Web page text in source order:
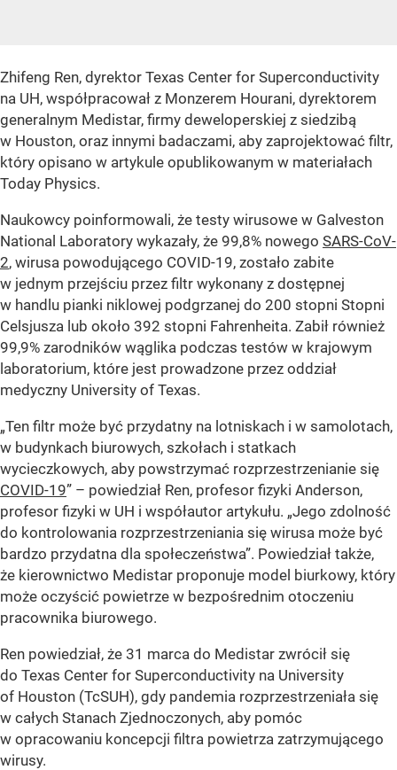
Zhifeng Ren, dyrektor Texas Center for Superconductivity
na UH, współpracował z Monzerem Hourani, dyrektorem
generalnym Medistar, firmy deweloperskiej z siedzibą
w Houston, oraz innymi badaczami, aby zaprojektować filtr,
który opisano w artykule opublikowanym w materiałach
Today Physics.
Naukowcy poinformowali, że testy wirusowe w Galveston
National Laboratory wykazały, że 99,8% nowego SARS-CoV-
2, wirusa powodującego COVID-19, zostało zabite
w jednym przejściu przez filtr wykonany z dostępnej
w handlu pianki niklowej podgrzanej do 200 stopni Stopni
Celsjusza lub około 392 stopni Fahrenheita. Zabił również
99,9% zarodników wąglika podczas testów w krajowym
laboratorium, które jest prowadzone przez oddział
medyczny University of Texas.
„Ten filtr może być przydatny na lotniskach i w samolotach,
w budynkach biurowych, szkołach i statkach
wycieczkowych, aby powstrzymać rozprzestrzenianie się
COVID-19” – powiedział Ren, profesor fizyki Anderson,
profesor fizyki w UH i współautor artykułu. „Jego zdolność
do kontrolowania rozprzestrzeniania się wirusa może być
bardzo przydatna dla społeczeństwa”. Powiedział także,
że kierownictwo Medistar proponuje model biurkowy, który
może oczyścić powietrze w bezpośrednim otoczeniu
pracownika biurowego.
Ren powiedział, że 31 marca do Medistar zwrócił się
do Texas Center for Superconductivity na University
of Houston (TcSUH), gdy pandemia rozprzestrzeniała się
w całych Stanach Zjednoczonych, aby pomóc
w opracowaniu koncepcji filtra powietrza zatrzymującego
wirusy.